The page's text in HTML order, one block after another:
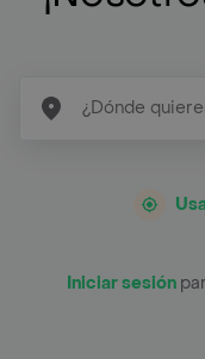
Iniciar sesión